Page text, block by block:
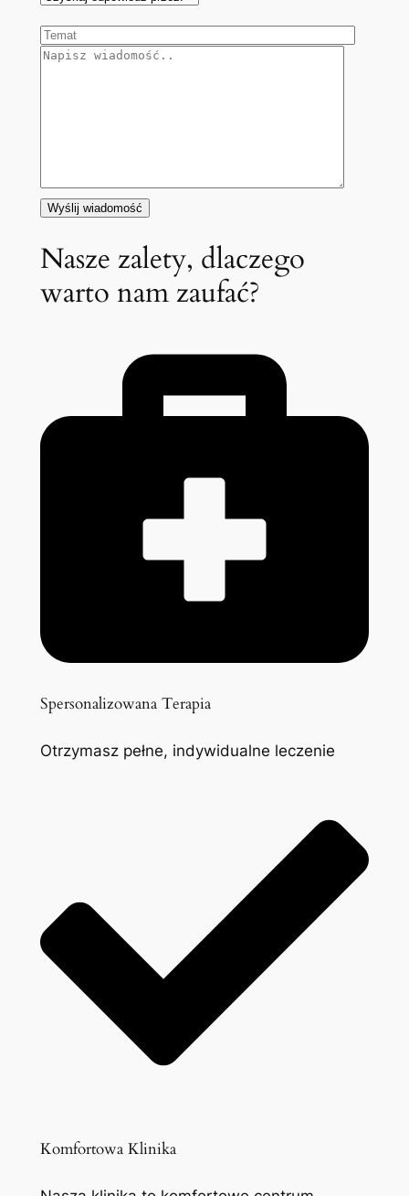
Nasze zalety, dlaczego
warto nam zaufać?
Spersonalizowana Terapia
Otrzymasz pełne, indywidualne leczenie
Komfortowa Klinika